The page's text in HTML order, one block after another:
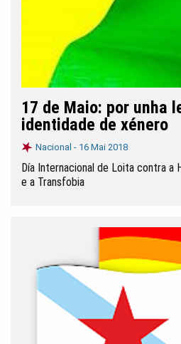
17 de Maio: por unha
identidade de xénero
Nacional - 16 Mai 2018
Día Internacional de Loita contra a
e a Transfobia